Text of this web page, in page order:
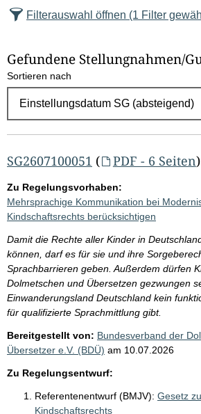
l
E
g
e
b
i
s
s
e
p
r
o
S
e
i
Filterauswahl öffnen (1 Filter
Gefundene Stellungnahmen/⁠
Sortieren nach
SG2607100051 ( PDF - 6 Seiten)
Zu Regelungsvorhaben:
Mehrsprachige Kommunikation bei
Kindschaftsrechts berücksichtigen
Damit die Rechte aller Kinder in
können, darf es für sie und ihre
Sprachbarrieren geben. Außerdem dürfen
Dolmetschen und Übersetzen gezwungen
Einwanderungsland Deutschland kein
für qualifizierte Sprachmittlung gibt.
Bereitgestellt von: Bundesverband der
Übersetzer e.V. (BDÜ) am 10.07.2026
Zu Regelungsentwurf:
Referentenentwurf (BMJV): Gesetz
Kindschaftsrechts